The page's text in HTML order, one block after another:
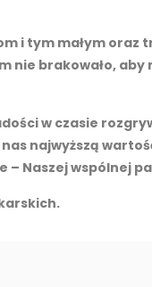
i tym małym oraz
nie brakowało, aby
w czasie
najwyższą
– Naszej wspólnej